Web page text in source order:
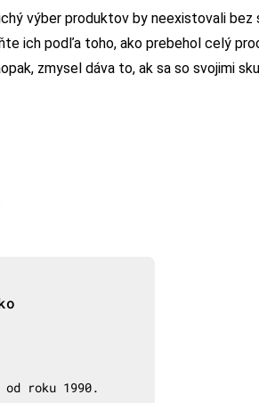
výber produktov by neexistovali
ich podľa toho, ako prebehol celý
zmysel dáva to, ak sa so svojimi
od roku 1990.